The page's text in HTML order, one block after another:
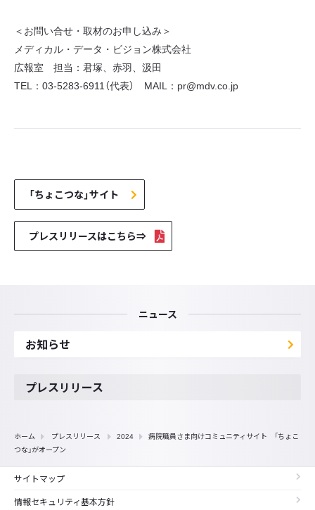
＜お問い合せ・取材のお申し込み＞
メディカル・データ・ビジョン株式会社
広報室 担当：君塚、赤羽、汲田
TEL：03-5283-6911（代表） MAIL：pr@mdv.co.jp
「ちょこつな」サイト
プレスリリースはこちら⇒
ニュース
お知らせ
プレスリリース
ホーム プレスリリース 2024
病院職員さま向けコミュニティサイト 「ちょこ
つな」がオープン
サイトマップ
情報セキュリティ基本方針